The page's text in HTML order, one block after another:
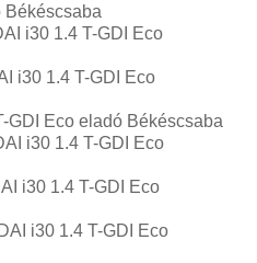
Békéscsaba
i30 1.4 T-GDI Eco
i30 1.4 T-GDI Eco
GDI Eco eladó Békéscsaba
i30 1.4 T-GDI Eco
i30 1.4 T-GDI Eco
i30 1.4 T-GDI Eco